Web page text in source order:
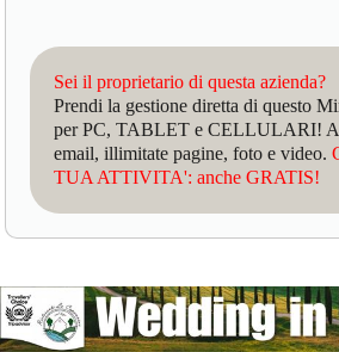
Sei il proprietario di questa azienda?
Prendi la gestione diretta di questo
per PC, TABLET e CELLULARI!
email, illimitate pagine, foto e video.
TUA ATTIVITA': anche GRATIS!